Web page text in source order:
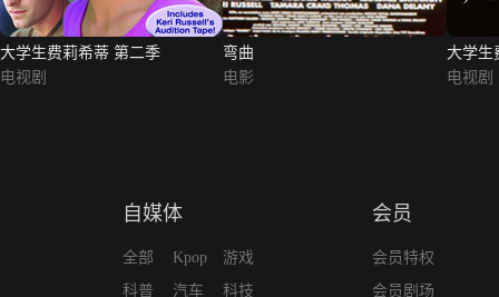
大学生费莉希蒂 第二季
电视剧
弯曲
电影
大学生
电视剧
自媒体
全部
科普
Kpop
汽车
游戏
科技
会员
会员特权
会员剧场